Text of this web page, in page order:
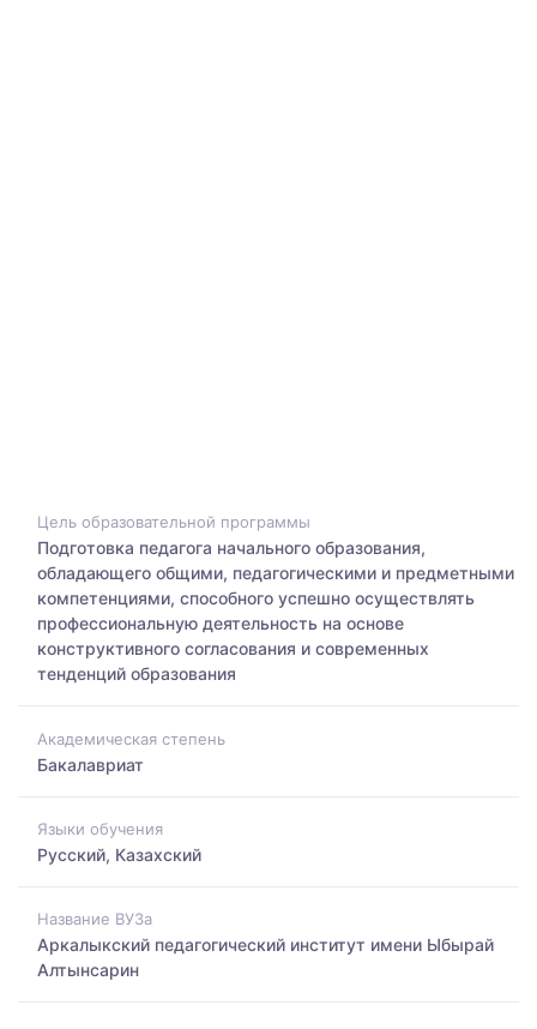
Цель образовательной программы
Подготовка педагога начального образования,
обладающего общими, педагогическими и предметными
компетенциями, способного успешно осуществлять
профессиональную деятельность на основе
конструктивного согласования и современных
тенденций образования
Академическая степень
Бакалавриат
Языки обучения
Русский, Казахский
Название ВУЗа
Аркалыкский педагогический институт имени Ыбырай
Алтынсарин